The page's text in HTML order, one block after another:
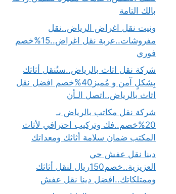
بالك التامة
ونيت نقل اغراض الرياض..نقل
مفروشات..عربة نقل اغراض..15%خصم
فوري
شركة نقل اثاث بالرياض..ستُنقل أثاثك
بِشكلٍ آمن و مُميز40%خصم افضل نقل
اثاث بالرياض..اتصل الـأن
شركة نقل مكاتب بالرياض بـ
20%خصم..فك وتركيب احترافي لأثاث
المكتب ضمان سلامة أثاثك ومعداتك
دينا نقل عفش حي
العزيزية..خصم150ريال لنقل أثاثك
وممتلكاتك..افضل دينا نقل عفش